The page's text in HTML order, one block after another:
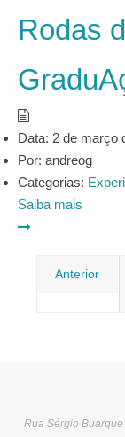
Rodas
Data: 2 de março
Por: andreog
Categorias:
Saiba mais
Anterior
Rua Sérgio